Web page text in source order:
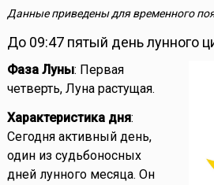
Данные приведены для временного
До 09:47 пятый день лунного
Фаза Луны: Первая
четверть, Луна растущая.
Характеристика дня:
Сегодня активный день,
один из судьбоносных
дней лунного месяца. Он